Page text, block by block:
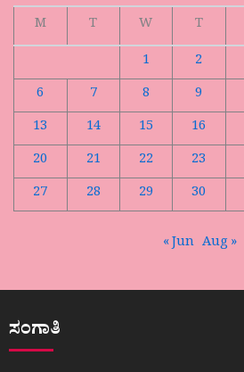
M
T W T
1
2
6
7 8 9
13
14 15 16
20
21 22 23
27
28 29 30
« Jun Aug »
ಸಂಗಾತಿ